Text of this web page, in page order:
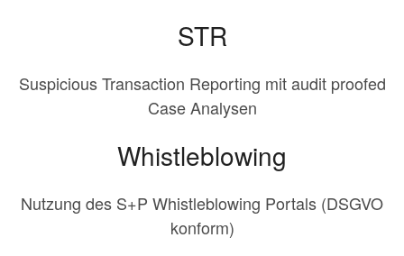
STR
Suspicious Transaction Reporting mit audit proofed
Case Analysen
Whistleblowing
Nutzung des S+P Whistleblowing Portals (DSGVO
konform)